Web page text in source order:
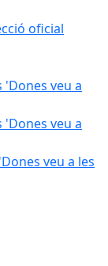
oficial
veu a
veu a
veu a les